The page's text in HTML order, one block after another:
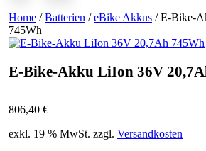
Home /Batterien /eBike Akkus / E-Bike-
745Wh
E-Bike-Akku LiIon 36V
806,40 €
exkl. 19 % MwSt. zzgl. Versandkosten